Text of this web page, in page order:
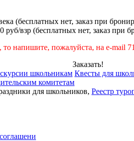
(бесплатных нет, заказ при
взр (бесплатных нет, заказ при
то напишите, пожалуйста, на e-mail
Заказать!
школьникам Квесты для
комитетам
для школьников, Реестр